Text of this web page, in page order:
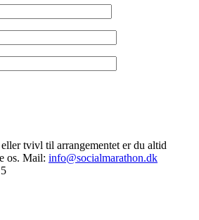
tvivl til arrangementet er du altid
os. Mail: info@socialmarathon.dk